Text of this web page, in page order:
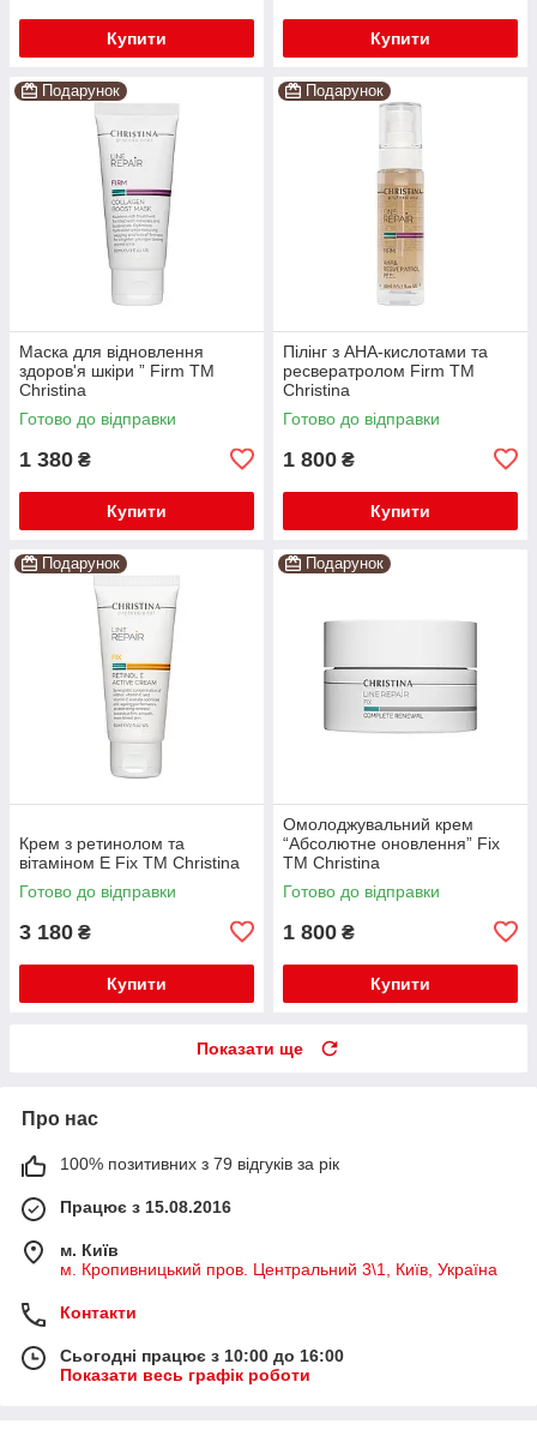
Купити Купити
Подарунок
Маска для відновлення
здоров'я шкіри ” Firm TM
Christina
Готово до відправки
1 380 ₴
Купити
Подарунок
Пілінг з AHA-кислотами та
ресвератролом Firm TM
Christina
Готово до відправки
1 800 ₴
Купити
Подарунок
Крем з ретинолом та
вітаміном Е Fix TM Christina
Готово до відправки
3 180 ₴
Купити
Подарунок
Омолоджувальний крем
“Абсолютне оновлення” Fix
TM Christina
Готово до відправки
1 800 ₴
Купити
Показати ще
Про нас
100% позитивних з 79 відгуків за рік
Працює з 15.08.2016
м. Київ
м. Кропивницький пров. Центральний 3\1, Київ, Україна
Контакти
Сьогодні працює з 10:00 до 16:00
Показати весь графік роботи